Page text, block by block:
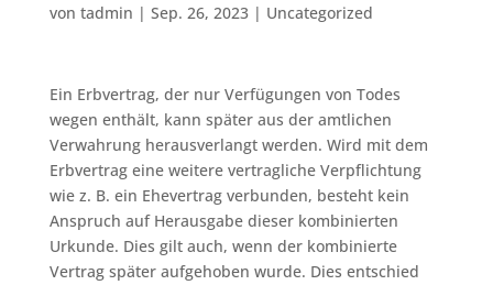
von tadmin | Sep. 26, 2023| Uncategorized
Ein Erbvertrag, der nur Verfügungen von Todes
wegen enthält, kann später aus der amtlichen
Verwahrung herausverlangt werden. Wird mit dem
Erbvertrag eine weitere vertragliche Verpflichtung
wie z. B. ein Ehevertrag verbunden, besteht kein
Anspruch auf Herausgabe dieser kombinierten
Urkunde. Dies gilt auch, wenn der kombinierte
Vertrag später aufgehoben wurde. Dies entschied